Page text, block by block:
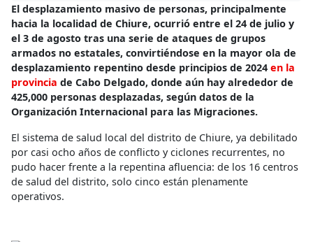
El desplazamiento masivo de personas, principalmente
hacia la localidad de Chiure, ocurrió entre el 24 de julio y
el 3 de agosto tras una serie de ataques de grupos
armados no estatales, convirtiéndose en la mayor ola de
desplazamiento repentino desde principios de 2024 en la
provincia de Cabo Delgado, donde aún hay alrededor de
425,000 personas desplazadas, según datos de la
Organización Internacional para las Migraciones.
El sistema de salud local del distrito de Chiure, ya debilitado
por casi ocho años de conflicto y ciclones recurrentes, no
pudo hacer frente a la repentina afluencia: de los 16 centros
de salud del distrito, solo cinco están plenamente
operativos.